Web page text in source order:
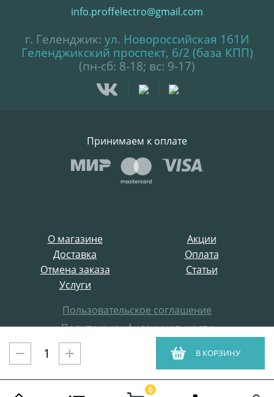
В КОРЗИНУ
О магазине
Акции
Доставка
Оплата
Отмена заказа
Статьи
Услуги
Пользовательское соглашение
Политика конфиденциальности
Все права защищены
ProffElectro.ru © 2021
info.proffelectro@gmail.com
г. Геленджик: ул. Новороссийская 161И
Геленджикский проспект, 6/2 (база КПП)
(пн-сб: 8-18; вс: 9-17)
Принимаем к оплате
0